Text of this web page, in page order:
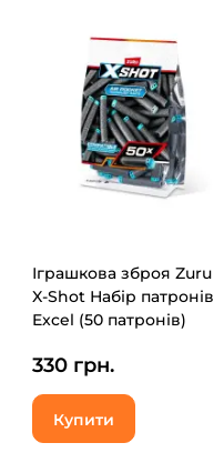
Іграшкова зброя Zuru
X-Shot Набір патронів
Excel (50 патронів)
330 грн.
Купити